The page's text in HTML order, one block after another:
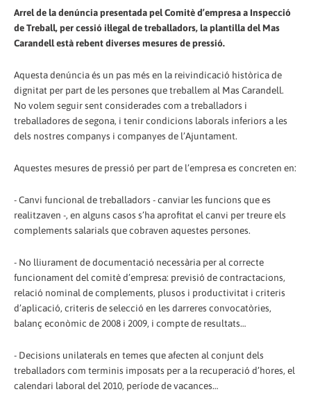
Arrel de la denúncia presentada pel Comitè d’empresa a Inspecció
de Treball, per cessió il·legal de treballadors, la plantilla del Mas
Carandell està rebent diverses mesures de pressió.
Aquesta denúncia és un pas més en la reivindicació històrica de
dignitat per part de les persones que treballem al Mas Carandell.
No volem seguir sent considerades com a treballadors i
treballadores de segona, i tenir condicions laborals inferiors a les
dels nostres companys i companyes de l’Ajuntament.
Aquestes mesures de pressió per part de l’empresa es concreten en:
- Canvi funcional de treballadors - canviar les funcions que es
realitzaven -, en alguns casos s’ha aprofitat el canvi per treure els
complements salarials que cobraven aquestes persones.
- No lliurament de documentació necessària per al correcte
funcionament del comitè d’empresa: previsió de contractacions,
relació nominal de complements, plusos i productivitat i criteris
d’aplicació, criteris de selecció en les darreres convocatòries,
balanç econòmic de 2008 i 2009, i compte de resultats…
- Decisions unilaterals en temes que afecten al conjunt dels
treballadors com terminis imposats per a la recuperació d’hores, el
calendari laboral del 2010, període de vacances…